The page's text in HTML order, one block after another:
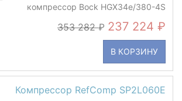
компрессор Bock HGX34e/380-4S
353 282 237 224
В КОРЗИНУ
Компрессор RefComp SP2L060Е